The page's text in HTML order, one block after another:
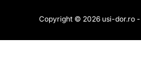
Copyright © 2026 usi-dor.ro